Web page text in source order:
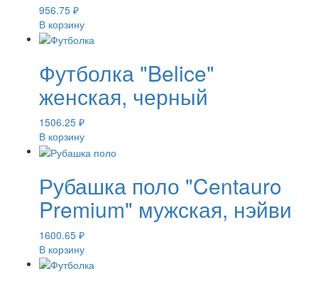
956.75 ₽
В корзину
Футболка "Belice"
женская, черный
1506.25 ₽
В корзину
Рубашка поло "Centauro
Premium" мужская, нэйви
1600.65 ₽
В корзину